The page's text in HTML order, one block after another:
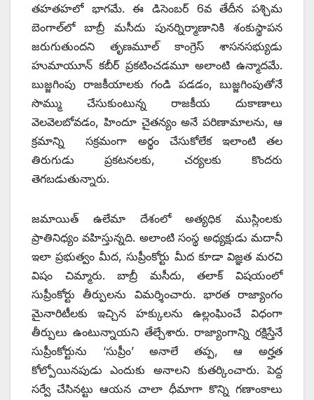
తహతహలో భాగమే. ఈ డిసెంబర్‌ 6వ తేదీన పశ్చిమ
బెంగాల్‌లో బాబ్రీ మసీదు పునర్నిర్మాణానికి శంకుస్థాపన
జరుగుతుందని తృణమూల్‌ కాంగ్రెస్‌ శాసనసభ్యుడు
హుమాయూన్‌ కబీర్‌ ప్రకటించడమూ అలాంటి ఉన్మాదమే.
బుజ్జగింపు రాజకీయాలకు గండి పడడం, బుజ్జగింపుతోనే
సొమ్ము చేసుకుంటున్న రాజకీయ దుకాణాలు
వెలవెలబోవడం, హిందూ చైతన్యం అనే పరిణామాలను, ఆ
క్రమాన్ని సక్రమంగా అర్థం చేసుకోలేక ఇలాంటి తల
తిరుగుడు ప్రకటనలకు, చర్యలకు కొందరు
తెగబడుతున్నారు.
జమాయిత్‌ ఉలేమా దేశంలో అత్యధిక ముస్లింలకు
ప్రాతినిధ్యం వహిస్తున్నది. అలాంటి సంస్థ అధ్యక్షుడు మదానీ
ఇలా ప్రభుత్వం మీద, సుప్రీంకోర్టు మీద కూడా విజ్ఞత మరచి
విషం చిమ్మారు. బాబ్రీ మసీదు, తలాక్‌ విషయంలో
సుప్రీంకోర్టు తీర్పులను విమర్శించారు. భారత రాజ్యాంగం
మైనారిటీలకు ఇచ్చిన హక్కులను ఉల్లంఘించే విధంగా
తీర్పులు ఉంటున్నాయని తేల్చేశారు. రాజ్యాంగాన్ని రక్షిస్తేనే
సుప్రీంకోర్టును ‘సుప్రీం’ అనాలే తప్ప, ఆ అర్హత
కోల్పోయినపుడు ఎందుకు అనాలని కుతర్కించారు. పెద్ద
సర్వే చేసినట్టు ఆయన చాలా ధీమాగా కొన్ని గణాంకాలు